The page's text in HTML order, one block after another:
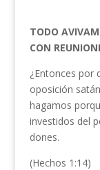
TODO
CON
¿Entonces por
oposición
hagamos
investidos del
dones.
(Hechos 1:14)